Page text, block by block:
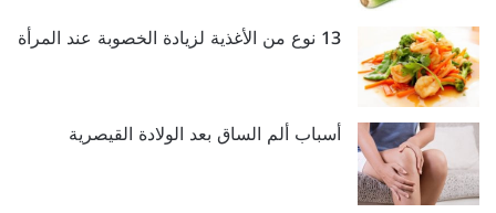
13 نوع من الأغذية لزيادة الخصوبة عند المرأة
‫أسباب ألم الساق بعد الولادة القيصرية‬‎